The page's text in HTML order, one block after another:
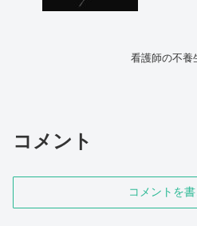
看護師の不
コメント
コメントを